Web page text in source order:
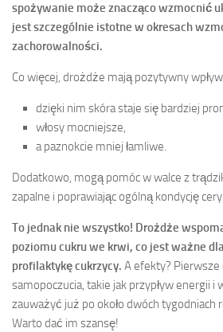
spożywanie może znacząco wzmocnić
jest szczególnie istotne w okresach
zachorowalności.
Co więcej, drożdże mają pozytywny
dzięki nim skóra staje się bardziej
włosy mocniejsze,
a paznokcie mniej łamliwe.
Dodatkowo, mogą pomóc w walce z
zapalne i poprawiając ogólną kondycję cery.
To jednak nie wszystko! Drożdże
poziomu cukru we krwi, co jest ważne
profilaktykę cukrzycy. A efekty?
samopoczucia, takie jak przypływ energii i
zauważyć już po około dwóch tygodniach
Warto dać im szansę!